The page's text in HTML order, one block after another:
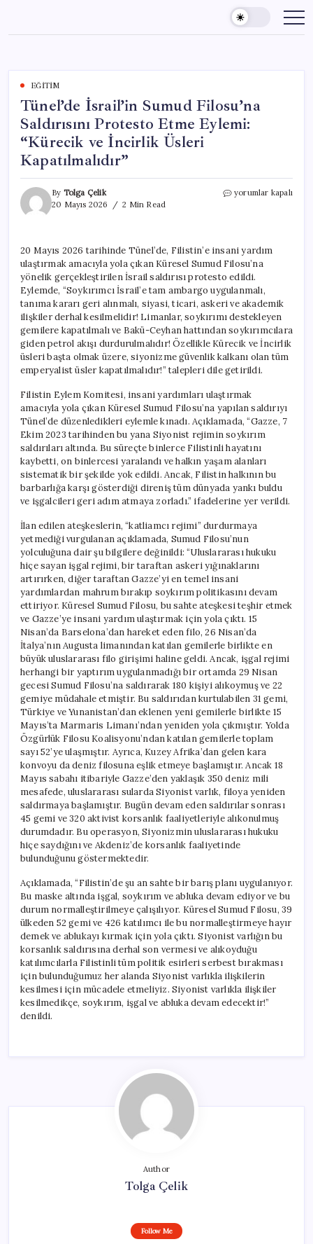
content
EĞITIM
Tünel’de İsrail’in Sumud Filosu’na
Saldırısını Protesto Etme Eylemi:
“Kürecik ve İncirlik Üsleri
Kapatılmalıdır”
By Tolga Çelik
20 Mayıs 2026
2 Min Read
Tünel’de
Protesto
Etme
Eylemi:
“Kürecik
İncirlik
Üsleri
Kapatılmalıdır”
için
yorumlar kapalı
20 Mayıs 2026 tarihinde Tünel’de, Filistin’e insani yardım
ulaştırmak amacıyla yola çıkan Küresel Sumud Filosu’na
yönelik gerçekleştirilen İsrail saldırısı protesto edildi.
Eylemde, “Soykırımcı İsrail’e tam ambargo uygulanmalı,
tanıma kararı geri alınmalı, siyasi, ticari, askeri ve akademik
ilişkiler derhal kesilmelidir! Limanlar, soykırımı destekleyen
gemilere kapatılmalı ve Bakü-Ceyhan hattından soykırımcılara
giden petrol akışı durdurulmalıdır! Özellikle Kürecik ve İncirlik
üsleri başta olmak üzere, siyonizme güvenlik kalkanı olan tüm
emperyalist üsler kapatılmalıdır!” talepleri dile getirildi.
Filistin Eylem Komitesi, insani yardımları ulaştırmak
amacıyla yola çıkan Küresel Sumud Filosu’na yapılan saldırıyı
Tünel’de düzenledikleri eylemle kınadı. Açıklamada, “Gazze, 7
Ekim 2023 tarihinden bu yana Siyonist rejimin soykırım
saldırıları altında. Bu süreçte binlerce Filistinli hayatını
kaybetti, on binlercesi yaralandı ve halkın yaşam alanları
sistematik bir şekilde yok edildi. Ancak, Filistin halkının bu
barbarlığa karşı gösterdiği direniş tüm dünyada yankı buldu
ve işgalcileri geri adım atmaya zorladı.” ifadelerine yer verildi.
İlan edilen ateşkeslerin, “katliamcı rejimi” durdurmaya
yetmediği vurgulanan açıklamada, Sumud Filosu’nun
yolculuğuna dair şu bilgilere değinildi: “Uluslararası hukuku
hiçe sayan işgal rejimi, bir taraftan askeri yığınaklarını
artırırken, diğer taraftan Gazze’yi en temel insani
yardımlardan mahrum bırakıp soykırım politikasını devam
ettiriyor. Küresel Sumud Filosu, bu sahte ateşkesi teşhir etmek
ve Gazze’ye insani yardım ulaştırmak için yola çıktı. 15
Nisan’da Barselona’dan hareket eden filo, 26 Nisan’da
İtalya’nın Augusta limanından katılan gemilerle birlikte en
büyük uluslararası filo girişimi haline geldi. Ancak, işgal rejimi
herhangi bir yaptırım uygulanmadığı bir ortamda 29 Nisan
gecesi Sumud Filosu’na saldırarak 180 kişiyi alıkoymuş ve 22
gemiye müdahale etmiştir. Bu saldırıdan kurtulabilen 31 gemi,
Türkiye ve Yunanistan’dan eklenen yeni gemilerle birlikte 15
Mayıs’ta Marmaris Limanı’ndan yeniden yola çıkmıştır. Yolda
Özgürlük Filosu Koalisyonu’ndan katılan gemilerle toplam
sayı 52’ye ulaşmıştır. Ayrıca, Kuzey Afrika’dan gelen kara
konvoyu da deniz filosuna eşlik etmeye başlamıştır. Ancak 18
Mayıs sabahı itibariyle Gazze’den yaklaşık 350 deniz mili
mesafede, uluslararası sularda Siyonist varlık, filoya yeniden
saldırmaya başlamıştır. Bugün devam eden saldırılar sonrası
45 gemi ve 320 aktivist korsanlık faaliyetleriyle alıkonulmuş
durumdadır. Bu operasyon, Siyonizmin uluslararası hukuku
hiçe saydığını ve Akdeniz’de korsanlık faaliyetinde
bulunduğunu göstermektedir.
Açıklamada, “Filistin’de şu an sahte bir barış planı uygulanıyor.
Bu maske altında işgal, soykırım ve abluka devam ediyor ve bu
durum normalleştirilmeye çalışılıyor. Küresel Sumud Filosu, 39
ülkeden 52 gemi ve 426 katılımcı ile bu normalleştirmeye hayır
demek ve ablukayı kırmak için yola çıktı. Siyonist varlığın bu
korsanlık saldırısına derhal son vermesi ve alıkoyduğu
katılımcılarla Filistinli tüm politik esirleri serbest bırakması
için bulunduğumuz her alanda Siyonist varlıkla ilişkilerin
kesilmesi için mücadele etmeliyiz. Siyonist varlıkla ilişkiler
kesilmedikçe, soykırım, işgal ve abluka devam edecektir!”
denildi.
Author
Tolga Çelik
Follow Me